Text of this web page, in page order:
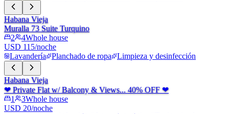
Habana Vieja
Muralla 73 Suite Turquino
2
4Whole house
USD 115/noche
Lavandería
Planchado de ropa Limpieza y desinfección
Habana Vieja
❤ Private Flat w/ Balcony & Views... 40% OFF ❤
1
3Whole house
USD 20/noche